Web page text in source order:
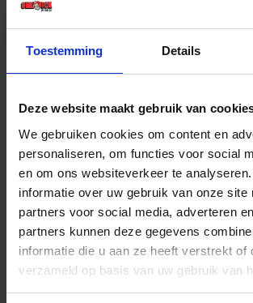
Toestemming Details
Deze website maakt gebruik van
We gebruiken cookies om content en
personaliseren, om functies voor social
en om ons websiteverkeer te
informatie over uw gebruik van onze site
partners voor social media, adverteren
partners kunnen deze gegevens
informatie die u aan ze heeft verstrekt of
verzameld op basis van uw gebruik van
-
Bestel nu!